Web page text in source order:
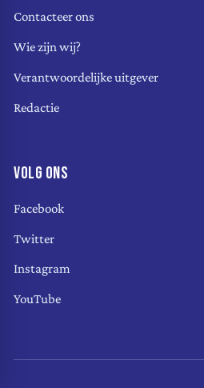
Contacteer ons
Wie zijn wij?
Verantwoordelijke uitgever
Redactie
VOLG ONS
Facebook
Twitter
Instagram
YouTube